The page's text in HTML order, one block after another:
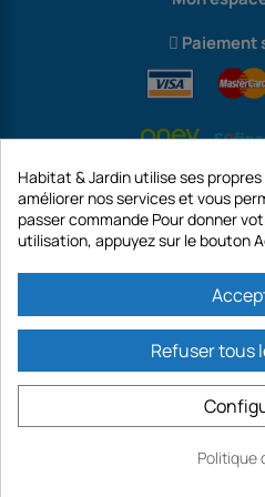
Paiement
capital de 187 203,29 €, 32 Rue de
GECODIS.SA créée le 04/11/1998 est
de
TOUTES NOS PROMOTIONS SONT
Habitat & Jardin utilise ses
améliorer nos services et vous
passer commande Pour donner
utilisation, appuyez sur le bouton
Refuser tous
Politique